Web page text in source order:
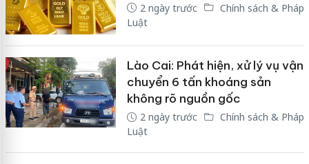
2 ngày trước
Chính sách & Pháp
Luật
Lào Cai: Phát hiện, xử lý vụ vận
chuyển 6 tấn khoáng sản
không rõ nguồn gốc
2 ngày trước
Chính sách & Pháp
Luật